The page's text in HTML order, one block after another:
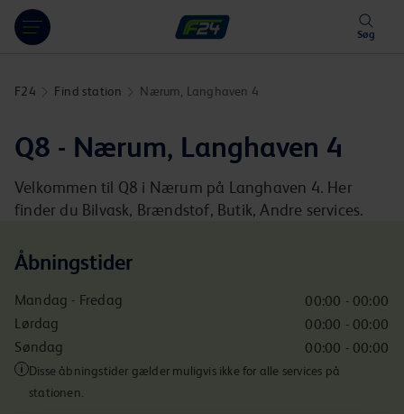
Hoppa över länk
Søg
F24 Find station Nærum, Langhaven 4
Q8 - Nærum, Langhaven 4
Velkommen til Q8 i Nærum på Langhaven 4. Her
finder du Bilvask, Brændstof, Butik, Andre services.
Åbningstider
Mandag - Fredag
00:00 - 00:00
Lørdag
00:00 - 00:00
Søndag
00:00 - 00:00
Disse åbningstider gælder muligvis ikke for alle services på
stationen.